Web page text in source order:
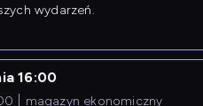
wydarzeń.
16:00
magazyn ekonomiczny